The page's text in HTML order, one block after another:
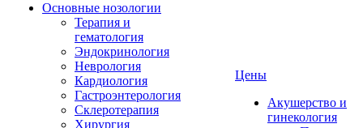
Основные нозологии
Терапия и
гематология
Эндокринология
Неврология
Кардиология
Гастроэнтерология
Склеротерапия
Хирургия
Цены
Акушерство и
гинекология